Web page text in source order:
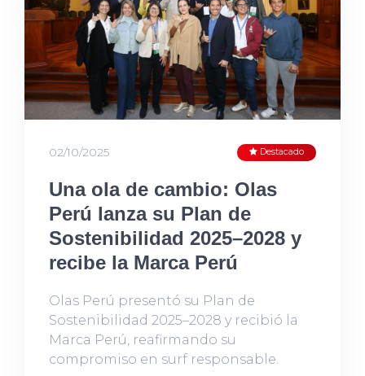
02/10/2025 Destacado
Una ola de cambio: Olas
Perú lanza su Plan de
Sostenibilidad 2025–2028 y
recibe la Marca Perú
Olas Perú presentó su Plan de
Sostenibilidad 2025–2028 y recibió la
Marca Perú, reafirmando su
compromiso en surf responsable.